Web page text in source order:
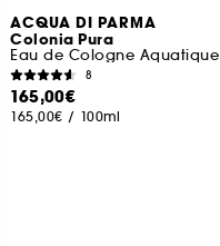
ACQUA DI PARMA
Colonia Pura
Eau de Cologne Aquatique
8
165,00€
165,00€ / 100ml